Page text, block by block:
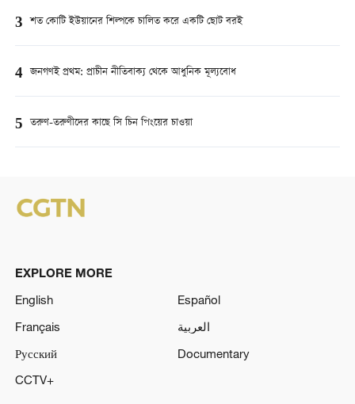
3 শত কোটি ইউয়ানের শিল্পকে চালিত করে একটি ছোট বরই
4 জনগণই প্রথম: প্রাচীন নীতিবাক্য থেকে আধুনিক মূল্যবোধ
5 তরুণ-তরুণীদের কাছে সি চিন পিংয়ের চাওয়া
EXPLORE MORE
English
Español
Français
العربية
Русский
Documentary
CCTV+